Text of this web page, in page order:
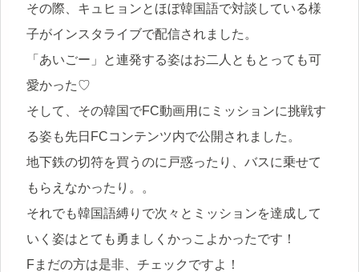
その際、キュヒョンとほぼ韓国語で対談している様
子がインスタライブで配信されました。
「あいごー」と連発する姿はお二人ともとっても可
愛かった♡
そして、その韓国でFC動画用にミッションに挑戦す
る姿も先日FCコンテンツ内で公開されました。
地下鉄の切符を買うのに戸惑ったり、バスに乗せて
もらえなかったり。。
それでも韓国語縛りで次々とミッションを達成して
いく姿はとても勇ましくかっこよかったです！
Fまだの方は是非、チェックですよ！